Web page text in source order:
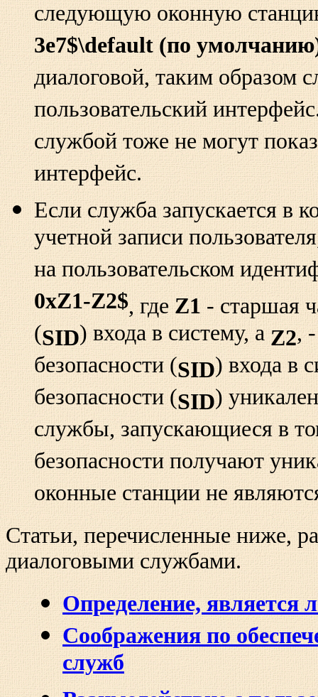
следующую оконную
3e7$\default (по
диалоговой, таким образом
пользовательский
службой тоже не могут
интерфейс.
Если служба запускается в
учетной записи
на пользовательском
0xZ1-Z2$, гдеZ1- старшая
(SID) входа в систему, аZ2,
безопасности (SID) входа в
безопасности (SID)
службы, запускающиеся в
безопасности получают
оконные станции не
Статьи, перечисленные ниже,
диалоговыми службами.
Определение, является
Соображения по
служб